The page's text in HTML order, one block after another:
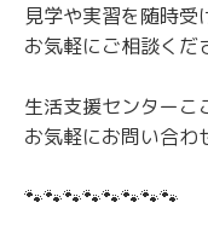
見学や実習を随時受
お気軽にご相談くだ
生活支援センターこ
お気軽にお問い合わ
🐾🐾🐾🐾🐾🐾🐾🐾